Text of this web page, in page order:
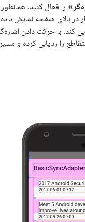
در بالای صفحه نمایش
کند. با حرکت دادن
را ردیابی کرده و